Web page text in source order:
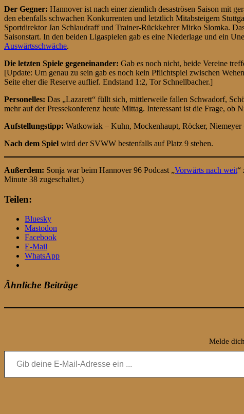
Der Gegner: Hannover ist nach einer ziemlich desaströsen Saison mit
den ebenfalls schwachen Konkurrenten und letztlich Mitabsteigern
Sportdirektor Jan Schlaudraff und Trainer-Rückkehrer Mirko Slomka.
Saisonstart. In den beiden Ligaspielen gab es eine Niederlage und ein
Auswärtsschwäche.
Die letzten Spiele gegeneinander: Gab es noch nicht, beide Vereine
[Update: Um genau zu sein gab es noch kein Pflichtspiel zwischen
Seite eher die Reserve auflief. Endstand 1:2, Tor Schnellbacher.]
Personelles: Das „Lazarett“ füllt sich, mittlerweile fallen Schwadorf,
mehr auf der Pressekonferenz heute Mittag. Interessant ist die Frage, ob
Aufstellungstipp: Watkowiak – Kuhn, Mockenhaupt, Röcker,
Nach dem Spiel wird der SVWW bestenfalls auf Platz 9 stehen.
Außerdem: Sonja war beim Hannover 96 Podcast „Vorwärts nach weit“
Minute 38 zugeschaltet.)
Teilen:
Bluesky
Mastodon
Facebook
E-Mail
WhatsApp
Ähnliche Beiträge
Melde
Gib deine E-Mail-Adresse ein ...